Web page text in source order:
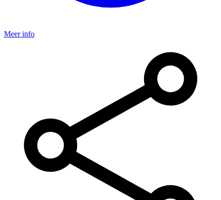
Meer info